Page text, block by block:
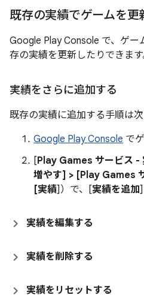
既存の実績でゲームを更
Google Play Console で、ゲ
存の実績を更新したりできます
実績をさらに追加する
既存の実績に追加する手順は次
Google Play Console で
[Play Games サービス -
増やす] > [Play Games
[実績]）で、[実績を追加
実績を編集する
実績を削除する
実績をリセットする